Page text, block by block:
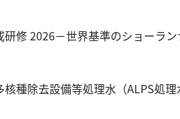
研修 2026－世界基準のショーラ
種除去設備等処理水（ALPS処